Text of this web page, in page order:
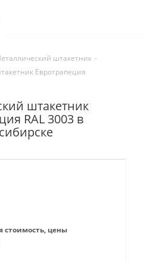
штакетник -
Евротрапеция
штакетник
RAL 3003 в
стоимость, цены